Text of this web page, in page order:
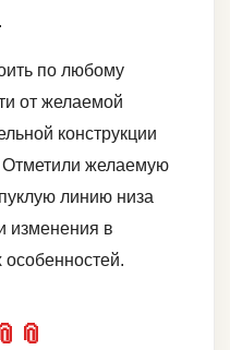
по любому
от желаемой
конструкции
Отметили желаемую
линию низа
изменения в
📎